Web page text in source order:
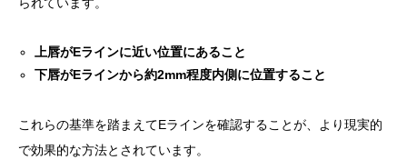
上唇がEラインに近い位置にあること
下唇がEラインから約2mm程度内側に位置すること
これらの基準を踏まえてEラインを確認することが、より現実的
で効果的な方法とされています。